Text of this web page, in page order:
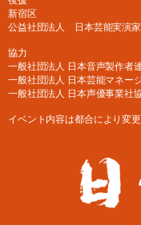
新宿区
公益社団法人 日本芸能実演
協力
一般社団法人 日本音声製作者
一般社団法人 日本芸能マネー
一般社団法人 日本声優事業社
イベント内容は都合により変